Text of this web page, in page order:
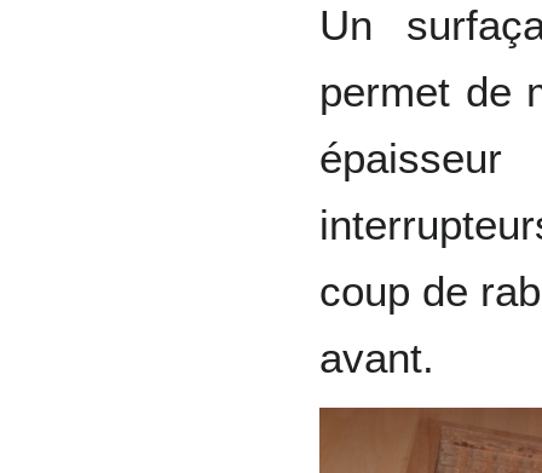
Un
permet de
coup de
avant.